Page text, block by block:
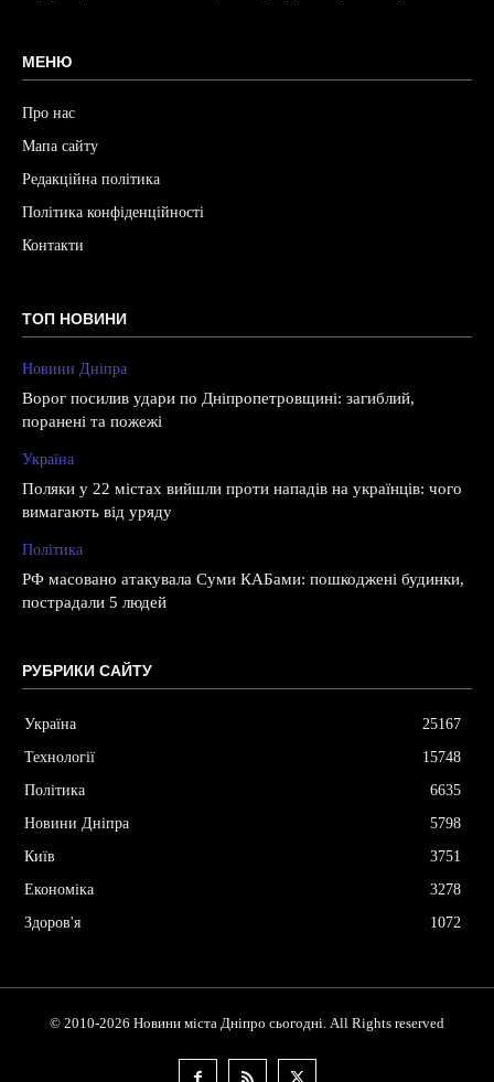
МЕНЮ
Про нас
Мапа сайту
Редакційна політика
Політика конфіденційності
Контакти
ТОП НОВИНИ
Новини Дніпра
Ворог посилив удари по Дніпропетровщині: загиблий,
поранені та пожежі
Україна
Поляки у 22 містах вийшли проти нападів на українців: чого
вимагають від уряду
Політика
РФ масовано атакувала Суми КАБами: пошкоджені будинки,
пострадали 5 людей
РУБРИКИ САЙТУ
Україна
25167
Технології
15748
Політика
6635
Новини Дніпра
5798
Київ
3751
Економіка
3278
Здоров'я
1072
© 2010-2026 Новини міста Дніпро сьогодні. All Rights reserved